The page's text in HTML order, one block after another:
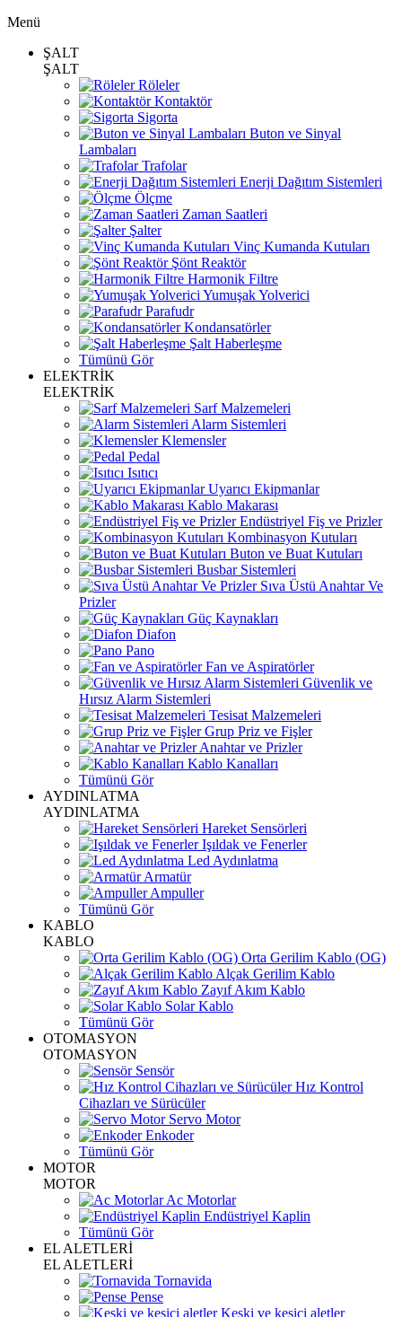
Menü
ŞALT
ŞALT
Röleler
Kontaktör
Sigorta
Buton ve Sinyal
Lambaları
Trafolar
Enerji Dağıtım Sistemleri
Ölçme
Zaman Saatleri
Şalter
Vinç Kumanda Kutuları
Şönt Reaktör
Harmonik Filtre
Yumuşak Yolverici
Parafudr
Kondansatörler
Şalt Haberleşme
Tümünü Gör
ELEKTRİK
ELEKTRİK
Sarf Malzemeleri
Alarm Sistemleri
Klemensler
Pedal
Isıtıcı
Uyarıcı Ekipmanlar
Kablo Makarası
Endüstriyel Fiş ve Prizler
Kombinasyon Kutuları
Buton ve Buat Kutuları
Busbar Sistemleri
Sıva Üstü Anahtar Ve
Prizler
Güç Kaynakları
Diafon
Pano
Fan ve Aspiratörler
Güvenlik ve
Hırsız Alarm Sistemleri
Tesisat Malzemeleri
Grup Priz ve Fişler
Anahtar ve Prizler
Kablo Kanalları
Tümünü Gör
AYDINLATMA
AYDINLATMA
Hareket Sensörleri
Işıldak ve Fenerler
Led Aydınlatma
Armatür
Ampuller
Tümünü Gör
KABLO
KABLO
Orta Gerilim Kablo (OG)
Alçak Gerilim Kablo
Zayıf Akım Kablo
Solar Kablo
Tümünü Gör
OTOMASYON
OTOMASYON
Sensör
Hız Kontrol
Cihazları ve Sürücüler
Servo Motor
Enkoder
Tümünü Gör
MOTOR
MOTOR
Ac Motorlar
Endüstriyel Kaplin
Tümünü Gör
EL ALETLERİ
EL ALETLERİ
Tornavida
Pense
Keski ve kesici aletler